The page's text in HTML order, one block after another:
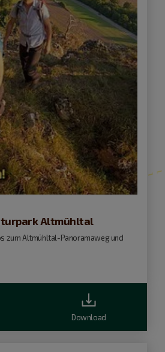
Altmühltal
zum Altmühltal-Panoramaweg und
Download